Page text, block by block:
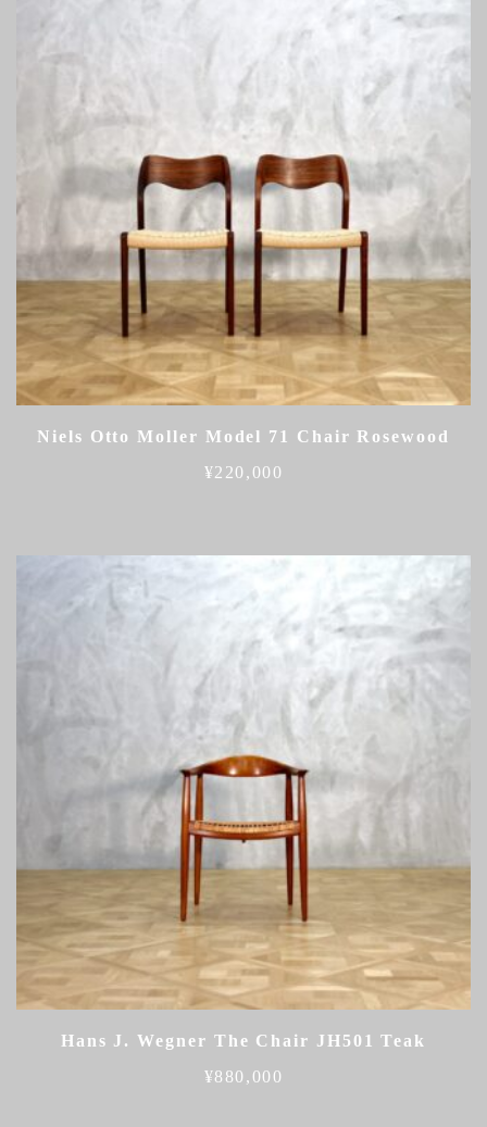
Niels Otto Moller Model 71 Chair Rosewood
¥220,000
Hans J. Wegner The Chair JH501 Teak
¥880,000